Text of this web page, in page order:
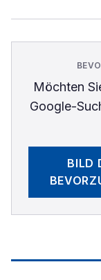
Möchten
Google-
BILD